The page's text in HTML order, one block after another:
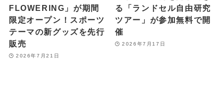
FLOWERING」が期間
限定オープン！スポーツ
テーマの新グッズを先行
販売
2026年7月21日
る「ランドセル自由研究
ツアー」が参加無料で開
催
2026年7月17日